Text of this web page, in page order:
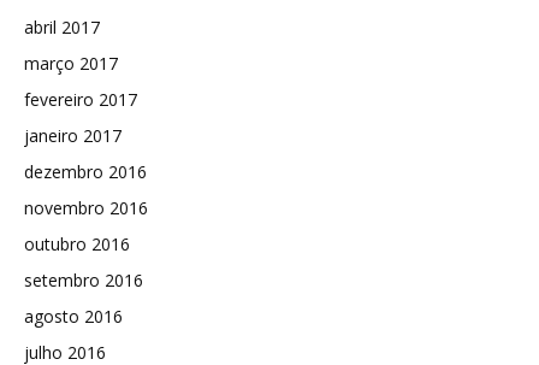
abril 2017
março 2017
fevereiro 2017
janeiro 2017
dezembro 2016
novembro 2016
outubro 2016
setembro 2016
agosto 2016
julho 2016